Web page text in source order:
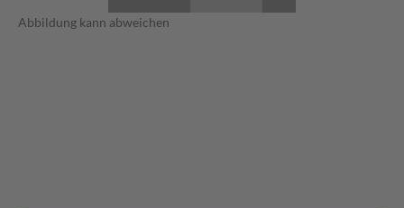
Abbildung kann abweichen